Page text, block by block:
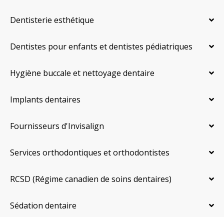
Dentisterie esthétique
Dentistes pour enfants et dentistes pédiatriques
Hygiène buccale et nettoyage dentaire
Implants dentaires
Fournisseurs d'Invisalign
Services orthodontiques et orthodontistes
RCSD (Régime canadien de soins dentaires)
Sédation dentaire